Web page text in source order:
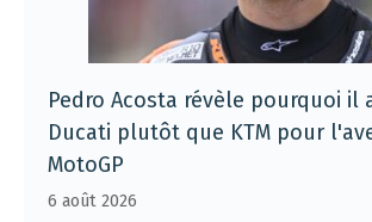
Pedro Acosta révèle pourquoi il
Ducati plutôt que KTM pour
MotoGP
6 août 2026